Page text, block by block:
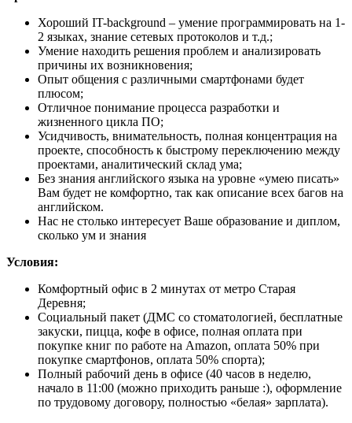
Хороший IT-background – умение программировать на 1-
2 языках, знание сетевых протоколов и т.д.;
Умение находить решения проблем и анализировать
причины их возникновения;
Опыт общения с различными смартфонами будет
плюсом;
Отличное понимание процесса разработки и
жизненного цикла ПО;
Усидчивость, внимательность, полная концентрация на
проекте, способность к быстрому переключению между
проектами, аналитический склад ума;
Без знания английского языка на уровне «умею писать»
Вам будет не комфортно, так как описание всех багов на
английском.
Нас не столько интересует Ваше образование и диплом,
сколько ум и знания
Условия:
Комфортный офис в 2 минутах от метро Старая
Деревня;
Социальный пакет (ДМС со стоматологией, бесплатные
закуски, пицца, кофе в офисе, полная оплата при
покупке книг по работе на Amazon, оплата 50% при
покупке смартфонов, оплата 50% спорта);
Полный рабочий день в офисе (40 часов в неделю,
начало в 11:00 (можно приходить раньше :), оформление
по трудовому договору, полностью «белая» зарплата).